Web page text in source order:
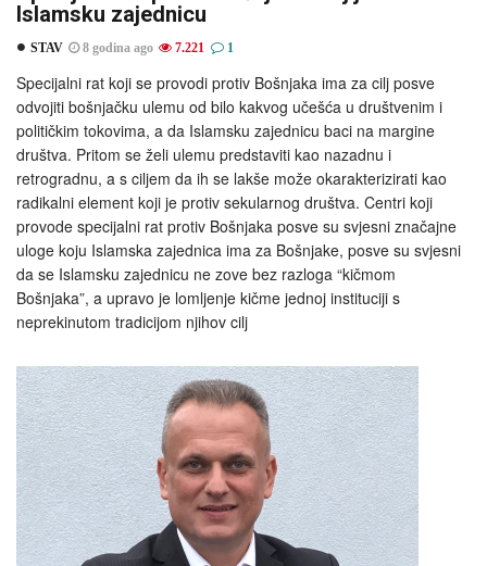
Islamsku zajednicu
STAV 8 godina ago 7.221 1
Specijalni rat koji se provodi protiv Bošnjaka ima za cilj posve
odvojiti bošnjačku ulemu od bilo kakvog učešća u društvenim i
političkim tokovima, a da Islamsku zajednicu baci na margine
društva. Pritom se želi ulemu predstaviti kao nazadnu i
retrogradnu, a s ciljem da ih se lakše može okarakterizirati kao
radikalni element koji je protiv sekularnog društva. Centri koji
provode specijalni rat protiv Bošnjaka posve su svjesni značajne
uloge koju Islamska zajednica ima za Bošnjake, posve su svjesni
da se Islamsku zajednicu ne zove bez razloga “kičmom
Bošnjaka”, a upravo je lomljenje kičme jednoj instituciji s
neprekinutom tradicijom njihov cilj